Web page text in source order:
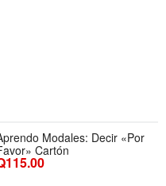
Modales: Decir «Por
Cartón